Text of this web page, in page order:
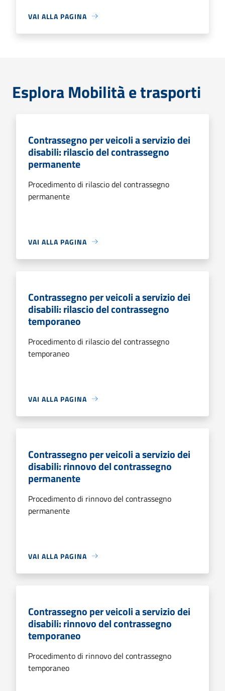
VAI ALLA PAGINA
Esplora Mobilità e trasporti
Contrassegno per veicoli a servizio dei
disabili: rilascio del contrassegno
permanente
Procedimento di rilascio del contrassegno
permanente
VAI ALLA PAGINA
Contrassegno per veicoli a servizio dei
disabili: rilascio del contrassegno
temporaneo
Procedimento di rilascio del contrassegno
temporaneo
VAI ALLA PAGINA
Contrassegno per veicoli a servizio dei
disabili: rinnovo del contrassegno
permanente
Procedimento di rinnovo del contrassegno
permanente
VAI ALLA PAGINA
Contrassegno per veicoli a servizio dei
disabili: rinnovo del contrassegno
temporaneo
Procedimento di rinnovo del contrassegno
temporaneo